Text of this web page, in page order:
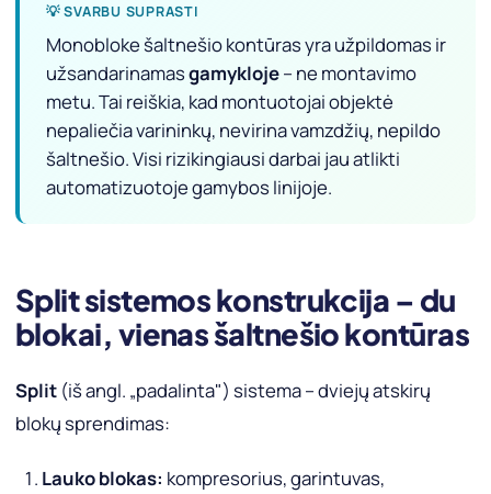
💡 SVARBU SUPRASTI
Monobloke šaltnešio kontūras yra užpildomas ir
užsandarinamasgamykloje– ne montavimo
metu. Tai reiškia, kad montuotojai objektė
nepaliečia varininkų, nevirina vamzdžių, nepildo
šaltnešio. Visi rizikingiausi darbai jau atlikti
automatizuotoje gamybos linijoje.
Split sistemos konstrukcija – du
blokai, vienas šaltnešio kontūras
Split (iš angl. „padalinta") sistema – dviejų atskirų
blokų sprendimas:
Lauko blokas: kompresorius, garintuvas,